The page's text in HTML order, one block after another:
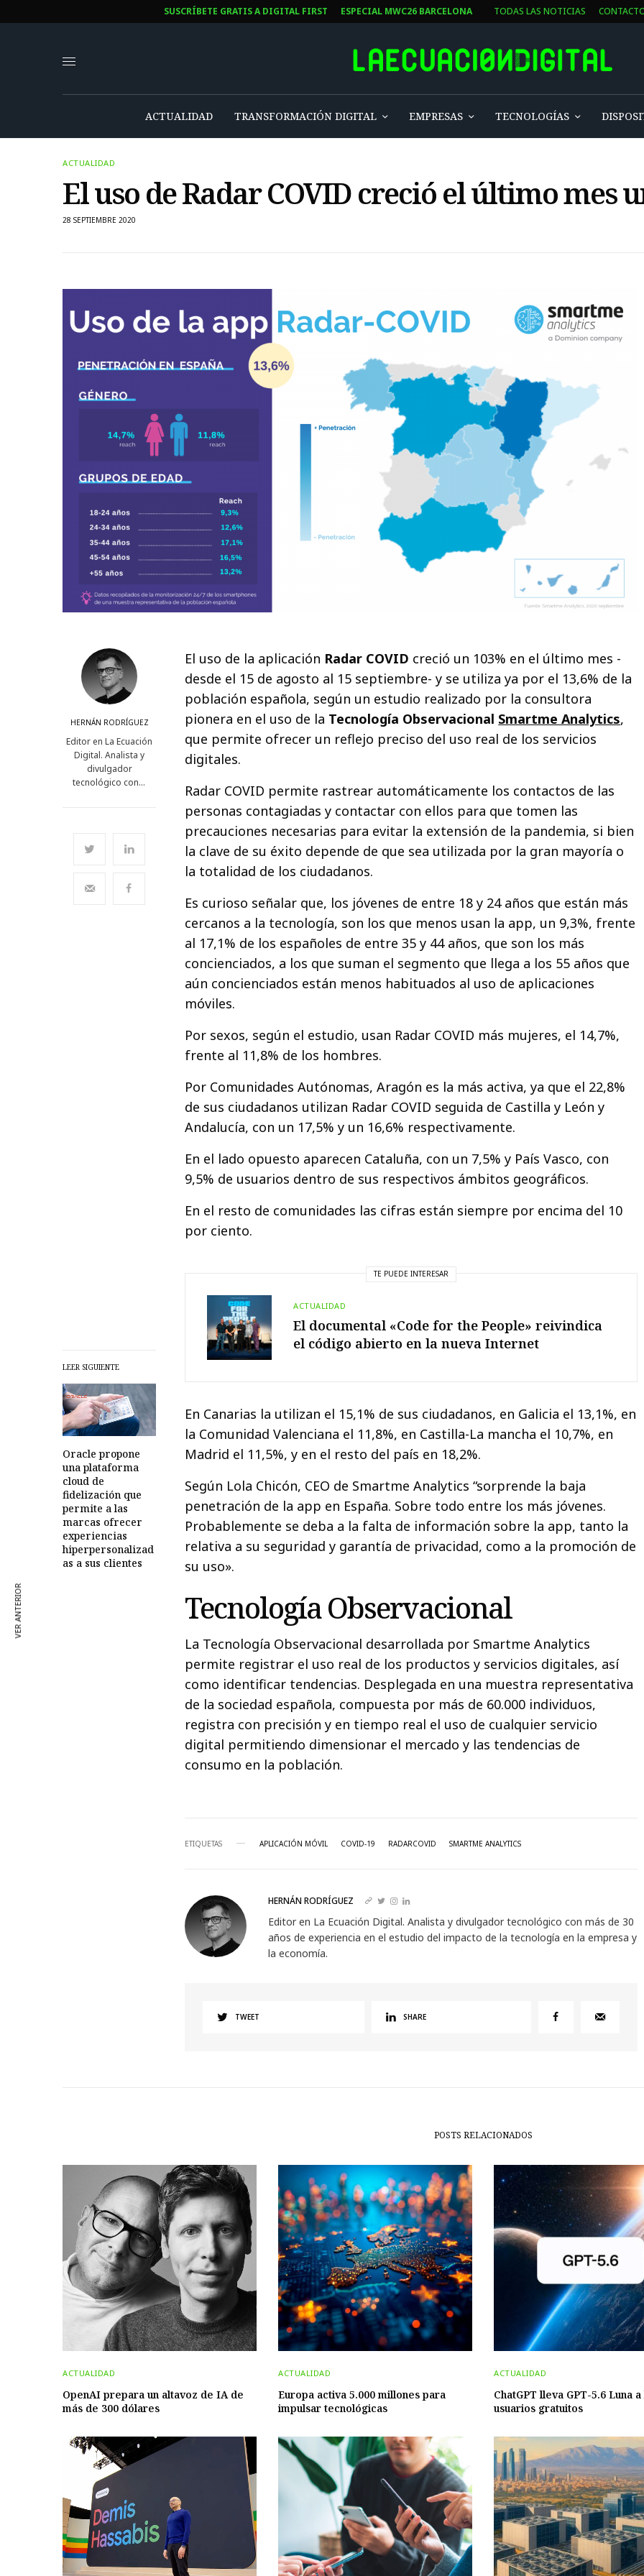
SUSCRÍBETE GRATIS A DIGITAL FIRST ESPECIAL MWC26 BARCELONA TODAS LAS NOTICIAS
ACTUALIDAD TRANSFORMACIÓN DIGITAL EMPRESAS TECNOLOGÍAS
ACTUALIDAD
El uso de Radar COVID creció el último mes
28 SEPTIEMBRE 2020
HERNÁN RODRÍGUEZ
Editor en La Ecuación
Digital. Analista y
divulgador
tecnológico con…
LEER SIGUIENTE
Oracle propone
una plataforma
cloud de
fidelización que
permite a las
marcas ofrecer
experiencias
hiperpersonalizad
as a sus clientes
El uso de la aplicación Radar COVID creció un 103% en el último mes -
desde el 15 de agosto al 15 septiembre- y se utiliza ya por el 13,6% de la
población española, según un estudio realizado por la consultora
pionera en el uso de la Tecnología Observacional Smartme Analytics,
que permite ofrecer un reflejo preciso del uso real de los servicios
digitales.
Radar COVID permite rastrear automáticamente los contactos de las
personas contagiadas y contactar con ellos para que tomen las
precauciones necesarias para evitar la extensión de la pandemia, si bien
la clave de su éxito depende de que sea utilizada por la gran mayoría o
la totalidad de los ciudadanos.
Es curioso señalar que, los jóvenes de entre 18 y 24 años que están más
cercanos a la tecnología, son los que menos usan la app, un 9,3%, frente
al 17,1% de los españoles de entre 35 y 44 años, que son los más
concienciados, a los que suman el segmento que llega a los 55 años que
aún concienciados están menos habituados al uso de aplicaciones
móviles.
Por sexos, según el estudio, usan Radar COVID más mujeres, el 14,7%,
frente al 11,8% de los hombres.
Por Comunidades Autónomas, Aragón es la más activa, ya que el 22,8%
de sus ciudadanos utilizan Radar COVID seguida de Castilla y León y
Andalucía, con un 17,5% y un 16,6% respectivamente.
En el lado opuesto aparecen Cataluña, con un 7,5% y País Vasco, con
9,5% de usuarios dentro de sus respectivos ámbitos geográficos.
En el resto de comunidades las cifras están siempre por encima del 10
por ciento.
TE PUEDE INTERESAR
ACTUALIDAD
El documental «Code for the People» reivindica
el código abierto en la nueva Internet
En Canarias la utilizan el 15,1% de sus ciudadanos, en Galicia el 13,1%, en
la Comunidad Valenciana el 11,8%, en Castilla-La mancha el 10,7%, en
Madrid el 11,5%, y en el resto del país en 18,2%.
Según Lola Chicón, CEO de Smartme Analytics “sorprende la baja
penetración de la app en España. Sobre todo entre los más jóvenes.
Probablemente se deba a la falta de información sobre la app, tanto la
relativa a su seguridad y garantía de privacidad, como a la promoción de
su uso».
Tecnología Observacional
La Tecnología Observacional desarrollada por Smartme Analytics
permite registrar el uso real de los productos y servicios digitales, así
como identificar tendencias. Desplegada en una muestra representativa
de la sociedad española, compuesta por más de 60.000 individuos,
registra con precisión y en tiempo real el uso de cualquier servicio
digital permitiendo dimensionar el mercado y las tendencias de
consumo en la población.
ETIQUETAS APLICACIÓN MÓVIL COVID-19 RADARCOVID SMARTME ANALYTICS
HERNÁN RODRÍGUEZ
Editor en La Ecuación Digital. Analista y divulgador tecnológico con más de 30
años de experiencia en el estudio del impacto de la tecnología en la empresa y
la economía.
TWEET SHARE
VER ANTERIOR
POSTS RELACIONADOS
ACTUALIDAD
OpenAI prepara un altavoz de IA de
más de 300 dólares
ACTUALIDAD
Europa activa 5.000 millones para
impulsar tecnológicas
ACTUALIDAD
ChatGPT lleva GPT-5.6 Luna
usuarios gratuitos